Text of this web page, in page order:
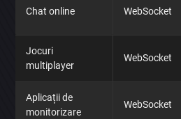
Chat online WebSocket
Jocuri
multiplayer
WebSocket
Aplicații de
monitorizare
WebSocket